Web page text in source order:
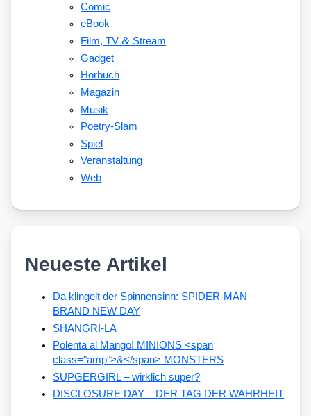
Comic
eBook
Film, TV&Stream
Gadget
Hörbuch
Magazin
Musik
Poetry-Slam
Spiel
Veranstaltung
Web
Neueste Artikel
Da klingelt der Spinnensinn: SPIDER-MAN –
BRAND NEW DAY
SHANGRI-LA
Polenta al Mango! MINIONS <span
class="amp">&</span> MONSTERS
SUPGERGIRL – wirklich super?
DISCLOSURE DAY – DER TAG DER WAHRHEIT